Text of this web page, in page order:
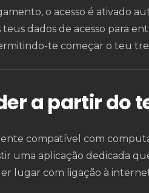
o acesso é ativado
dados de acesso para
te começar o teu
a partir do
compatível com
uma aplicação dedicada
lugar com ligação à